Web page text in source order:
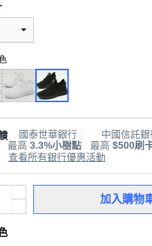
國泰世華銀行
最高 3.3%小樹點
中國信託銀
最高 $500刷
查看所有銀行優惠活動
加入購物